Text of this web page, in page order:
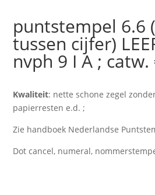
puntstempel 6.6
tussen cijfer)
nvph 9 I A ;
Kwaliteit: nette schone zegel
papierresten e.d. ;
Zie handboek Nederlandse
Dot cancel, numeral,